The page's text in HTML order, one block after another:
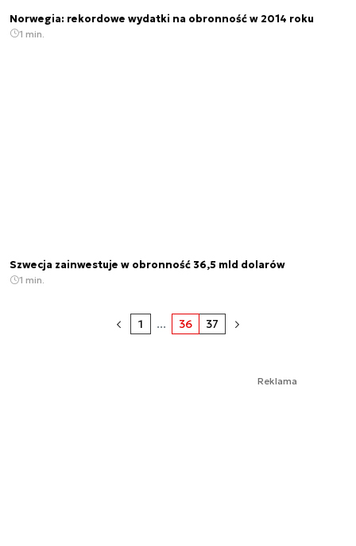
Norwegia: rekordowe wydatki na obronność w 2014 roku
1 min.
Szwecja zainwestuje w obronność 36,5 mld dolarów
1 min.
1 ... 36 37
Reklama